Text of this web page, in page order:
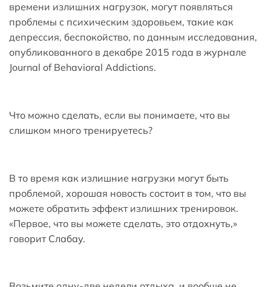
времени излишних нагрузок, могут появляться
проблемы с психическим здоровьем, такие как
депрессия, беспокойство, по данным исследования,
опубликованного в декабре 2015 года в журнале
Journal of Behavioral Addictions.
Что можно сделать, если вы понимаете, что вы
слишком много тренируетесь?
В то время как излишние нагрузки могут быть
проблемой, хорошая новость состоит в том, что вы
можете обратить эффект излишних тренировок.
«Первое, что вы можете сделать, это отдохнуть,»
говорит Слабау.